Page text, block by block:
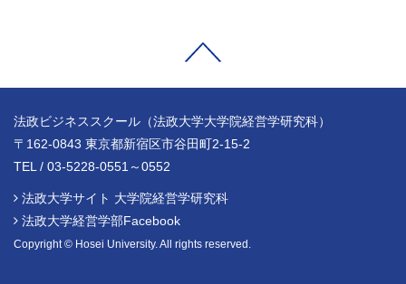
法政ビジネススクール（法政大学大学院経営学研究科）
〒162-0843 東京都新宿区市谷田町2-15-2
TEL / 03-5228-0551～0552
法政大学サイト 大学院経営学研究科
法政大学経営学部Facebook
Copyright © Hosei University. All rights reserved.